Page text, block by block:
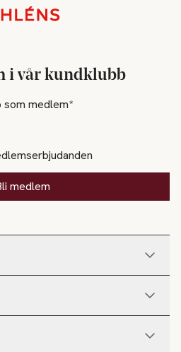
i vår kundklubb
som medlem*
medlem